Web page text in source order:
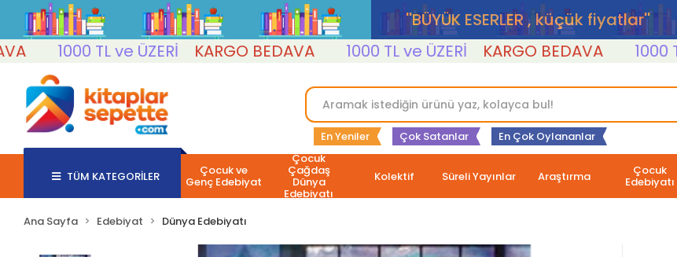
''BÜYÜK ESERLER , küçük fiyatlar''
1000 TL ve ÜZERİ
KARGO BEDAVA 1000 TL ve ÜZERİ KARGO BEDAVA 1000 TL ve
En Yeniler Çok Satanlar En Çok Oylananlar
TÜM KATEGORİLER Çocuk ve
Genç Edebiyat
Çocuk
Çağdaş
Dünya
Edebiyatı
Kolektif Süreli Yayınlar Araştırma Çocuk
Edebiyatı
Ana Sayfa Edebiyat Dünya Edebiyatı